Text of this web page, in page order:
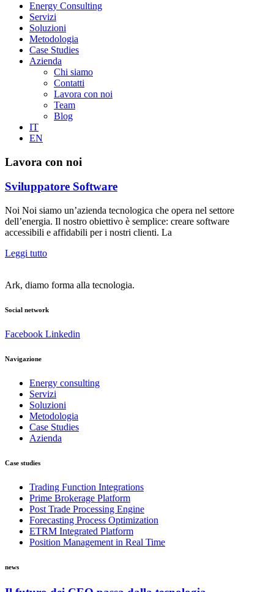
Energy Consulting
Servizi
Soluzioni
Metodologia
Case Studies
Azienda
Chi siamo
Contatti
Lavora con noi
Team
Blog
IT
EN
Lavora con noi
Sviluppatore Software
Noi Noi siamo un’azienda tecnologica che opera nel settore
dell’energia. Il nostro obiettivo è semplice: creare software
accessibili e affidabili per i nostri clienti. La
Leggi tutto
Ark, diamo forma alla tecnologia.
Social network
Facebook Linkedin
Navigazione
Energy consulting
Servizi
Soluzioni
Metodologia
Case Studies
Azienda
Case studies
Trading Function Integrations
Prime Brokerage Platform
Post Trade Processing Engine
Forecasting Process Optimization
ETRM Integrated Platform
Position Management in Real Time
news